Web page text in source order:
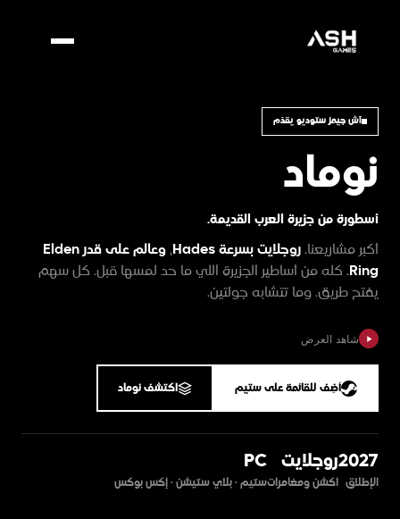
آش جيمز ستوديو يقدّم
نوماد
أسطورة من جزيرة العرب القديمة.
أكبر مشاريعنا. روجلايت بسرعة Hades ،
وعالم على قدر Elden
Ring . كله من أساطير الجزيرة اللي ما حد لمسها قبل. كل سهم
يفتح طريق. وما تتشابه جولتين.
شاهد العرض
أضِف للقائمة على ستيم اكتشف نوماد
2027
الإطلاق
روجلايت
أكشن ومغامرات
PC
ستيم · بلاي ستيشن · إكس بوكس